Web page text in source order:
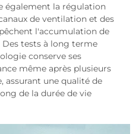
également la régulation
de ventilation et des
l'accumulation de
tests à long terme
conserve ses
même après plusieurs
assurant une qualité de
de la durée de vie